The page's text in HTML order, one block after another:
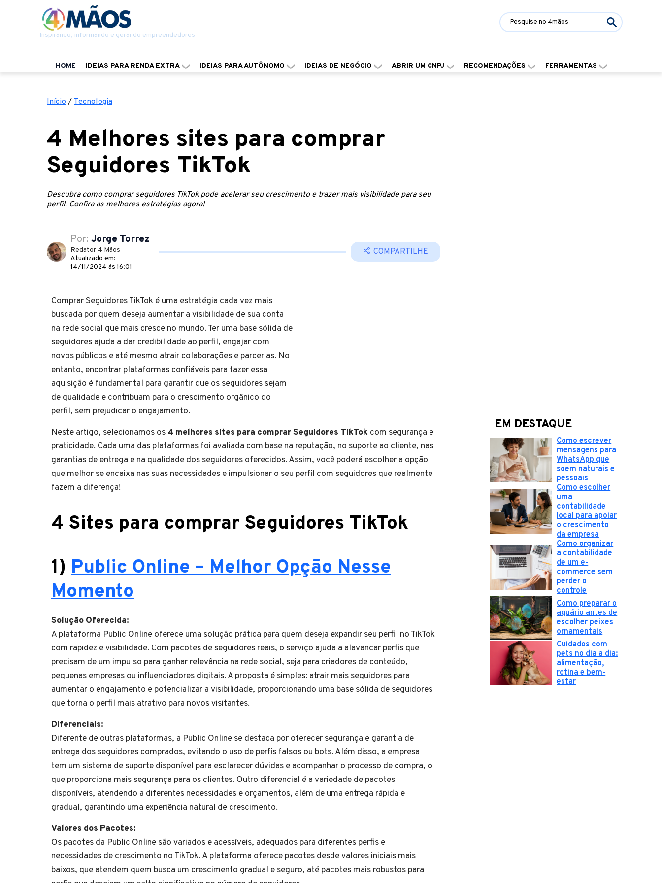
Inspirando, informando e gerando empreendedores
HOME IDEIAS PARA RENDA EXTRA IDEIAS PARA AUTÔNOMO IDEIAS DE NEGÓCIO ABRIR UM CNPJ RECOMENDAÇÕES FERRAMENTAS
Início / Tecnologia
4 Melhores sites para comprar
Seguidores TikTok
Descubra como comprar seguidores TikTok pode acelerar seu crescimento e trazer mais visibilidade para seu
perfil. Confira as melhores estratégias agora!
Por: Jorge Torrez
Redator 4 Mãos
Atualizado em:
14/11/2024 ás 16:01
COMPARTILHE
Comprar Seguidores TikTok é uma estratégia cada vez mais
buscada por quem deseja aumentar a visibilidade de sua conta
na rede social que mais cresce no mundo. Ter uma base sólida de
seguidores ajuda a dar credibilidade ao perfil, engajar com
novos públicos e até mesmo atrair colaborações e parcerias. No
entanto, encontrar plataformas confiáveis para fazer essa
aquisição é fundamental para garantir que os seguidores sejam
de qualidade e contribuam para o crescimento orgânico do
perfil, sem prejudicar o engajamento.
Neste artigo, selecionamos os 4 melhores sites para comprar Seguidores TikTok com segurança e
praticidade. Cada uma das plataformas foi avaliada com base na reputação, no suporte ao cliente, nas
garantias de entrega e na qualidade dos seguidores oferecidos. Assim, você poderá escolher a opção
que melhor se encaixa nas suas necessidades e impulsionar o seu perfil com seguidores que realmente
fazem a diferença!
4 Sites para comprar Seguidores TikTok
1) Public Online – Melhor Opção Nesse
Momento
Solução Oferecida:
A plataforma Public Online oferece uma solução prática para quem deseja expandir seu perfil no TikTok
com rapidez e visibilidade. Com pacotes de seguidores reais, o serviço ajuda a alavancar perfis que
precisam de um impulso para ganhar relevância na rede social, seja para criadores de conteúdo,
pequenas empresas ou influenciadores digitais. A proposta é simples: atrair mais seguidores para
aumentar o engajamento e potencializar a visibilidade, proporcionando uma base sólida de seguidores
que torna o perfil mais atrativo para novos visitantes.
Diferenciais:
Diferente de outras plataformas, a Public Online se destaca por oferecer segurança e garantia de
entrega dos seguidores comprados, evitando o uso de perfis falsos ou bots. Além disso, a empresa
tem um sistema de suporte disponível para esclarecer dúvidas e acompanhar o processo de compra, o
que proporciona mais segurança para os clientes. Outro diferencial é a variedade de pacotes
disponíveis, atendendo a diferentes necessidades e orçamentos, além de uma entrega rápida e
gradual, garantindo uma experiência natural de crescimento.
Valores dos Pacotes:
Os pacotes da Public Online são variados e acessíveis, adequados para diferentes perfis e
necessidades de crescimento no TikTok. A plataforma oferece pacotes desde valores iniciais mais
baixos, que atendem quem busca um crescimento gradual e seguro, até pacotes mais robustos para
EM DESTAQUE
Como escrever
mensagens para
WhatsApp que
soem naturais e
pessoais
Como escolher
uma
contabilidade
local para apoiar
o crescimento
da empresa
Como organizar
a contabilidade
de um e-
commerce sem
perder o
controle
Como preparar o
aquário antes de
escolher peixes
ornamentais
Cuidados com
pets no dia a dia:
alimentação,
rotina e bem-
estar